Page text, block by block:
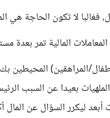
فغالبا لا تكون الحاجة
المالية تمر بعدة
المراهقين)
بعيدا عن السبب
أبعد ليكرر السؤال عن المال